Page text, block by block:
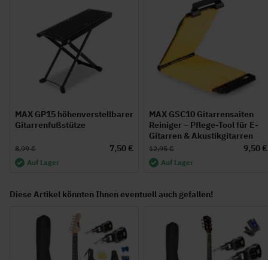
MAX GP15 höhenverstellbarer
Gitarrenfußstütze
7,50 €
8,99 €
Auf Lager
MAX GSC10 Gitarrensaiten
Reiniger – Pflege-Tool für E-
Gitarren & Akustikgitarren
9,50 €
12,95 €
Auf Lager
Diese Artikel könnten Ihnen eventuell auch gefallen!